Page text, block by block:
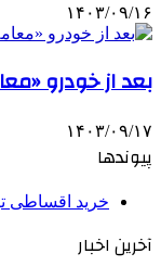
۱۴۰۳/۰۹/۱۶
بعد از خودرو
۱۴۰۳/۰۹/۱۷
پیوندها
خرید اقساطی
آخرین اخبار